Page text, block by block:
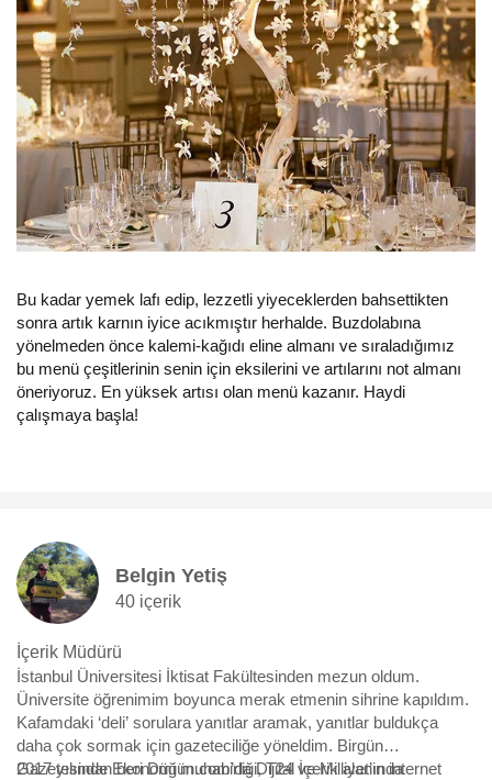
Bu kadar yemek lafı edip, lezzetli yiyeceklerden bahsettikten
sonra artık karnın iyice acıkmıştır herhalde. Buzdolabına
yönelmeden önce kalemi-kağıdı eline almanı ve sıraladığımız
bu menü çeşitlerinin senin için eksilerini ve artılarını not almanı
öneriyoruz. En yüksek artısı olan menü kazanır. Haydi
çalışmaya başla!
Belgin Yetiş
40 içerik
İçerik Müdürü
İstanbul Üniversitesi İktisat Fakültesinden mezun oldum.
Üniversite öğrenimim boyunca merak etmenin sihrine kapıldım.
Kafamdaki ‘deli’ sorulara yanıtlar aramak, yanıtlar buldukça
daha çok sormak için gazeteciliğe yöneldim. Birgün
Gazetesinde Ekonomi muhabirliği, T24 ve Milliyet’in internet
2017 yılından beri Düğün.com’da Dijital İçerik alanında